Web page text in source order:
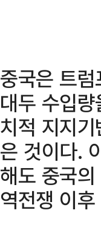
중국은 트
대두 수입
치적 지지
은 것이다.
해도 중국
역전쟁 이